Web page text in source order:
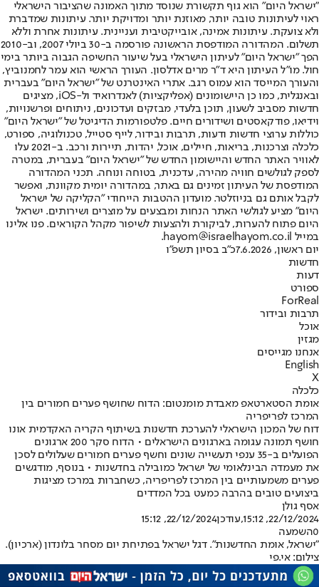
"ישראל היום" הוא גוף תקשורת שנוסד מתוך האמונה שהציבור הישראלי
ראוי לעיתונות טובה יותר, מאוזנת יותר ומדויקת יותר. עיתונות שמדברת
ולא צועקת. עיתונות אמינה, אובייקטיבית ועניינית. עיתונות אחרת וללא
תשלום. המהדורה המודפסת הראשונה פורסמה ב-30 ביולי 2007, וב-2010
הפך "ישראל היום" לעיתון הישראלי בעל שיעור החשיפה הגבוה ביותר בימי
חול. מו"ל העיתון היא ד"ר מרים אדלסון. העורך הראשי הוא עמר לחמנוביץ,
והעורך המייסד הוא עמוס רגב. אתרי האינטרנט של "ישראל היום" בעברית
ובאנגלית, כמו כן היישומונים (אפליקציות) לאנדרואיד ול-iOS, מציגים
חדשות מסביב לשעון, תוכן בלעדי, מבזקים ועדכונים, ניתוחים ופרשנויות,
וידיאו, פודקאסטים ושידורים חיים. פלטפורמות הדיגיטל של "ישראל היום"
כוללות ערוצי חדשות ודעות, תרבות ובידור, לייף סטייל, טכנולוגיה, ספורט,
כלכלה וצרכנות, בריאות, חיילים, אוכל, יהדות, תיירות ורכב. ב-2021 עלו
לאוויר האתר החדש והיישומון החדש של "ישראל היום" בעברית, במטרה
לספק לגולשים חוויה מהירה, עדכנית, בטוחה ונוחה. תכני המהדורה
המודפסת של העיתון זמינים גם באתר, במהדורה יומית מקוונת, ואפשר
לקבל אותם גם בניוזלטר. מועדון ההטבות הייחודי "הקליקה של ישראל
היום" מציע לגולשי האתר הנחות ומבצעים על מוצרים ושירותים. ישראל
היום פתוח להערות, לביקורת ולהצעות לשיפור מקהל הקוראים. פנו אלינו
במייל hayom@israelhayom.co.il.
יום ראשון, 7.6.2026
כ"ב בסיון תשפ"ו
חדשות
דעות
ספורט
ForReal
תרבות ובידור
אוכל
מגזין
אנחנו מגייסים
English
X
כלכלה
אומת הסטארטאפ מאבדת מומנטום: הדוח שחושף פערים חמורים בין
המרכז לפריפריה
דוח של המכון הישראלי להערכת חדשנות בשיתוף הקריה האקדמית אונו
חושף תמונה עגומה בארגונים הישראלים • הדוח סקר 200 ארגונים
הפועלים ב-35 ענפי תעשייה שונים וחשף פערים חמורים שעלולים לסכן
את מעמדה הבינלאומי של ישראל כמובילה בחדשנות • בנוסף, מודגשים
פערים משמעותיים בין המרכז לפריפריה, כשחברות במרכז מציגות
ביצועים טובים בהרבה כמעט בכל המדדים
אסף גולן
22/12/2024, 15:12
,עודכן22/12/2024, 15:12
0השמעה
"ישראל, אומת החדשנות". דגל ישראל בפתיחת יום מסחר בלונדון (ארכיון).
צילום: אי.פי